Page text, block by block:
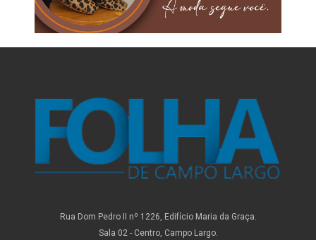
Rua Dom Pedro II nº 1226, Edifício Maria da Graça.
Sala 02 - Centro, Campo Largo.